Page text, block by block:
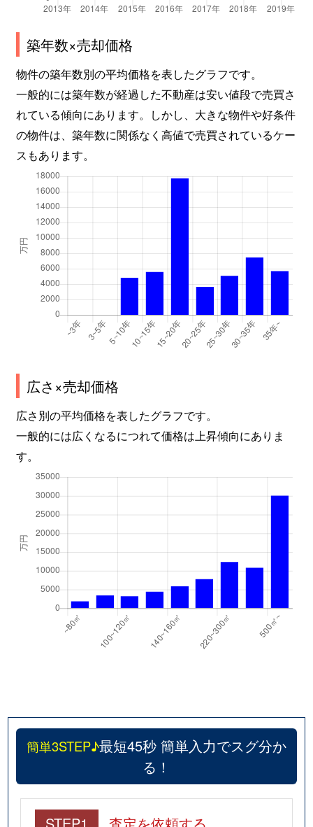
築年数×売却価格
物件の築年数別の平均価格を表したグラフです。
一般的には築年数が経過した不動産は安い値段で売買さ
れている傾向にあります。しかし、大きな物件や好条件
の物件は、築年数に関係なく高値で売買されているケー
スもあります。
広さ×売却価格
広さ別の平均価格を表したグラフです。
一般的には広くなるにつれて価格は上昇傾向にありま
す。
簡単3STEP♪最短45秒 簡単入力でスグ分か
る！